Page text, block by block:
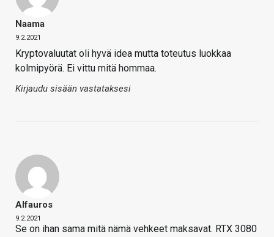
Naama
9.2.2021
Kryptovaluutat oli hyvä idea mutta toteutus luokkaa
kolmipyörä. Ei vittu mitä hommaa.
Kirjaudu sisään vastataksesi
Alfauros
9.2.2021
Se on ihan sama mitä nämä vehkeet maksavat. RTX 3080